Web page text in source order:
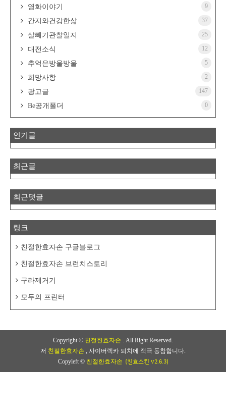
영화이야기 9
간지와건강한삶 37
살빼기관찰일지 25
대전소식 12
추억은방울방울 5
희망사항 2
광고글 147
Be공개폴더 0
인기글
최근글
최근댓글
링크
친절한효자손 구글블로그
친절한효자손 브런치스토리
구라제거기
모두의 프린터
Copyright © 친절한효자손 . All Right Reserved.
저 친절한효자손 , 사이버렉카 퇴치에 적극 동참합니다.
Copyleft © 친절한효자손 (친효스킨 v2.6.3)